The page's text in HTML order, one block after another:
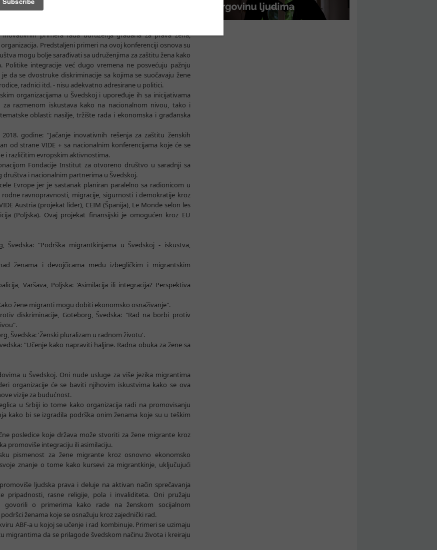
žena migrantkinja" održana je 29. Maja u Geteborgu u
u praksi organizovala je ovu konferenciju u Geteborgu
primera rada udruženja građana za prava žena,
Predstaljeni primeri na ovoj konferenciji osnova su
mogu bolje sarađivati sa udruženjima za zaštitu žena kako
Politike integracije već dugo vremena ne posvećuju pažnju
da se dvostruke diskriminacije sa kojima se suočavaju žene
radnici itd. - nisu adekvatno adresirane u politici.
organizacijama u Švedskoj i upoređuje ih sa inicijativama
razmenom iskustava kako na nacionalnom nivou, tako i
oblasti: nasilje, tržište rada i ekonomska i građanska
godine: "Jačanje inovativnih rešenja za zaštitu ženskih
od strane VIDE + sa nacionalnim konferencijama koje će se
i različitim evropskim aktivnostima.
Fondacije Institut za otvoreno društvo u saradnji sa
i nacionalnim partnerima u Švedskoj.
Evrope jer je sastanak planiran paralelno sa radionicom u
ravnopravnosti, migracije, sigurnosti i demokratije kroz
Austria (projekat lider), CEIM (Španija), Le Monde selon les
(Poljska). Ovaj projekat finansijski je omogućen kroz EU
Švedska: "Podrška migrantkinjama u Švedskoj - iskustva,
ženama i devojčicama među izbegličkim i migrantskim
Varšava, Poljska: 'Asimilacija ili integracija? Perspektiva
žene migranti mogu dobiti ekonomsko osnaživanje".
diskriminacije, Goteborg, Švedska: "Rad na borbi protiv
Švedska: 'Ženski pluralizam u radnom životu'.
"Učenje kako napraviti haljine. Radna obuka za žene sa
u Švedskoj. Oni nude usluge za više jezika migrantima
organizacije će se baviti njihovim iskustvima kako se ova
vizije za budućnost.
u Srbiji io tome kako organizacija radi na promovisanju
kako bi se izgradila podrška onim ženama koje su u teškim
posledice koje država može stvoriti za žene migrante kroz
promoviše integraciju ili asimilaciju.
pismenost za žene migrante kroz osnovno ekonomsko
znanje o tome kako kursevi za migrantkinje, uključujući
ljudska prava i deluje na aktivan način sprečavanja
pripadnosti, rasne religije, pola i invaliditeta. Oni pružaju
govorili o primerima kako rade na ženskom socijalnom
ženama koje se osnažuju kroz zajednički rad.
ABF-a u kojoj se učenje i rad kombinuje. Primeri se uzimaju
migrantima da se prilagode švedskom načinu života i kreiraju